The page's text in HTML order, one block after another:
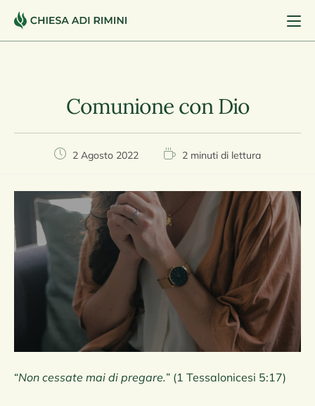
Comunione con Dio
2 Agosto 2022 2 minuti di lettura
“Non cessate mai di pregare.” (1 Tessalonicesi 5:17)